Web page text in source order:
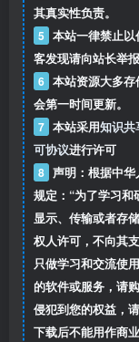
其真实性负责。
5 本站一律禁止
客发现请向站长举报
6 本站资源大多
会第一时间更新。
7 本站采用知识共
可协议进行许可
8 声明：根据中
规定：“为了学习和
显示、传输或者存
权人许可，不向其
只做学习和交流使
的软件或服务，请
侵犯到您的权益，
下载后不能用作商